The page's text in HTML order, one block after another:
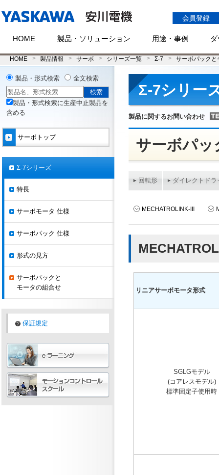
会員登録
HOME 製品・ソリューション 用途・事例
HOME 製品情報 サーボ シリーズ一覧 Σ-7 サーボパックと
Σ-7シリー
製品に関するお問い合わせ
サーボパッ
回転形 ダイレクトドラ
MECHATROLINK-III
リニアサーボモータ形式
SGLGモデル
(コアレスモデル)
標準固定子使用時
製品・形式検索 全文検索
製品・形式検索に生産中止製品を
含める
サーボトップ
Σ-7シリーズ
特長
サーボモータ 仕様
サーボパック 仕様
形式の見方
サーボパックと
モータの組合せ
保証規定